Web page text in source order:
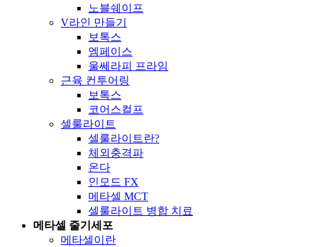
노블쉐이프
V라인 만들기
보톡스
엠페이스
울쎄라피 프라임
근육 컨투어링
보톡스
코어스컬프
셀룰라이트
셀룰라이트란?
체외충격파
온다
인모드 FX
메타셀 MCT
셀룰라이트 병합 치료
메타셀 줄기세포
메타셀이란